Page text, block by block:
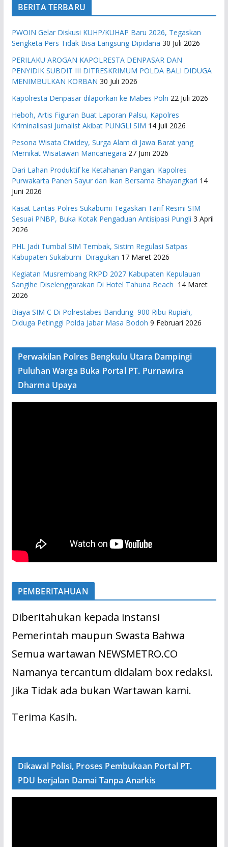
BERITA TERBARU
PWOIN Gelar Diskusi KUHP/KUHAP Baru 2026, Tegaskan
Sengketa Pers Tidak Bisa Langsung Dipidana 30 Juli 2026
PERILAKU AROGAN KAPOLRESTA DENPASAR DAN
PENYIDIK SUBDIT III DITRESKRIMUM POLDA BALI DIDUGA
MENIMBULKAN KORBAN 30 Juli 2026
Kapolresta Denpasar dilaporkan ke Mabes Polri 22 Juli 2026
Heboh, Artis Figuran Buat Laporan Palsu, Kapolres
Kriminalisasi Jurnalist Akibat PUNGLI SIM 14 Juli 2026
Pesona Wisata Ciwidey, Surga Alam di Jawa Barat yang
Memikat Wisatawan Mancanegara 27 Juni 2026
Dari Lahan Produktif ke Ketahanan Pangan. Kapolres
Purwakarta Panen Sayur dan Ikan Bersama Bhayangkari 14
Juni 2026
Kasat Lantas Polres Sukabumi Tegaskan Tarif Resmi SIM
Sesuai PNBP, Buka Kotak Pengaduan Antisipasi Pungli 3 April
2026
PHL Jadi Tumbal SIM Tembak, Sistim Regulasi Satpas
Kabupaten Sukabumi Diragukan 17 Maret 2026
Kegiatan Musrembang RKPD 2027 ​Kabupaten Kepulauan
Sangihe Diselenggarakan Di Hotel Tahuna Beach 14 Maret
2026
Biaya SIM C Di Polrestabes Bandung 900 Ribu Rupiah,
Diduga Petinggi Polda Jabar Masa Bodoh 9 Februari 2026
Perwakilan Polres Bengkulu Utara Dampingi
Puluhan Warga Buka Portal PT. Purnawira
Dharma Upaya
PEMBERITAHUAN
Diberitahukan kepada instansi
Pemerintah maupun Swasta Bahwa
Semua wartawan NEWSMETRO.CO
Namanya tercantum didalam box redaksi.
Jika Tidak ada bukan Wartawan kami.
Terima Kasih.
Dikawal Polisi, Proses Pembukaan Portal PT.
PDU berjalan Damai Tanpa Anarkis